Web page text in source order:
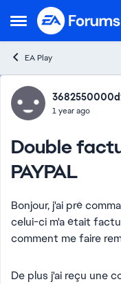
Open Side Menu
Skip to content
EA Play
Forum1 year ago
Double
PAYPAL
Bonjour, j'ai pré
celui-ci m'a était
comment me faire
De plus j'ai reçu une